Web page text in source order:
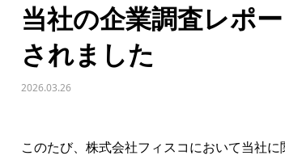
当社の企業調査レポ
されました
2026.03.26
このたび、株式会社フィスコにおいて当社